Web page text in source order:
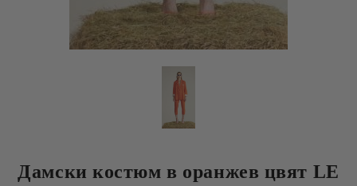
Дамски костюм в оранжев цвят LE